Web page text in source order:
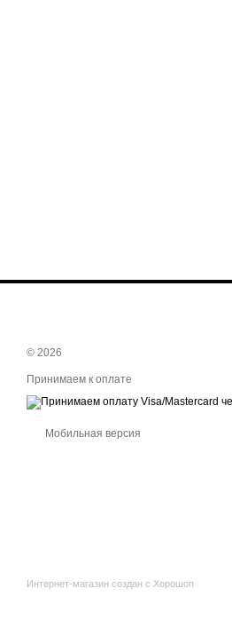
© 2026
Принимаем к оплате
Мобильная версия
Интернет-магазин создан с Хорошоп